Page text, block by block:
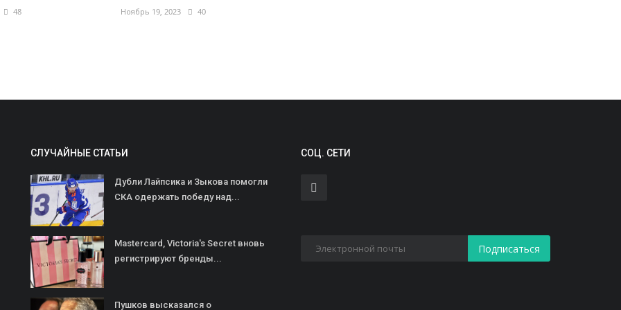
48 Ноябрь 19, 2023 40
Россияне взяли все золото в первый
день кубка мира по зимнему...
СЛУЧАЙНЫЕ СТАТЬИ
Дубли Лайпсика и Зыкова помогли
СКА одержать победу над...
Mastercard, Victoria's Secret вновь
регистрируют бренды...
Пушков высказался о
СОЦ. СЕТИ
Подписаться